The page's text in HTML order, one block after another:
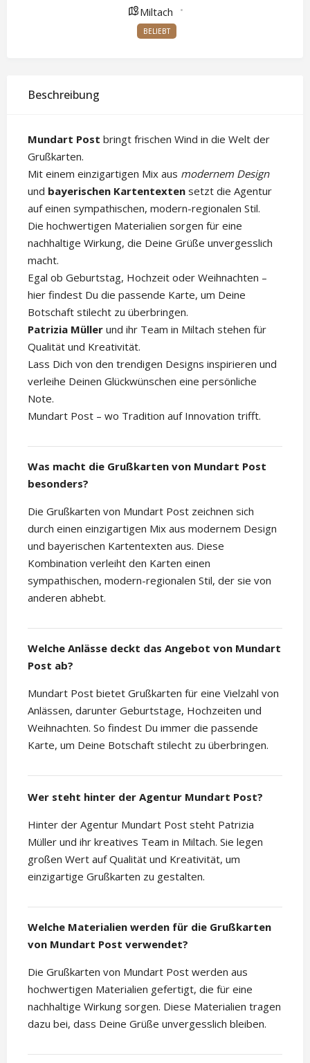
Miltach
BELIEBT
Beschreibung
Mundart Post bringt frischen Wind in die Welt der
Grußkarten.
Mit einem einzigartigen Mix aus modernem Design
und bayerischen Kartentexten setzt die Agentur
auf einen sympathischen, modern-regionalen Stil.
Die hochwertigen Materialien sorgen für eine
nachhaltige Wirkung, die Deine Grüße unvergesslich
macht.
Egal ob Geburtstag, Hochzeit oder Weihnachten –
hier findest Du die passende Karte, um Deine
Botschaft stilecht zu überbringen.
Patrizia Müller und ihr Team in Miltach stehen für
Qualität und Kreativität.
Lass Dich von den trendigen Designs inspirieren und
verleihe Deinen Glückwünschen eine persönliche
Note.
Mundart Post – wo Tradition auf Innovation trifft.
Was macht die Grußkarten von Mundart Post
besonders?
Die Grußkarten von Mundart Post zeichnen sich
durch einen einzigartigen Mix aus modernem Design
und bayerischen Kartentexten aus. Diese
Kombination verleiht den Karten einen
sympathischen, modern-regionalen Stil, der sie von
anderen abhebt.
Welche Anlässe deckt das Angebot von Mundart
Post ab?
Mundart Post bietet Grußkarten für eine Vielzahl von
Anlässen, darunter Geburtstage, Hochzeiten und
Weihnachten. So findest Du immer die passende
Karte, um Deine Botschaft stilecht zu überbringen.
Wer steht hinter der Agentur Mundart Post?
Hinter der Agentur Mundart Post steht Patrizia
Müller und ihr kreatives Team in Miltach. Sie legen
großen Wert auf Qualität und Kreativität, um
einzigartige Grußkarten zu gestalten.
Welche Materialien werden für die Grußkarten
von Mundart Post verwendet?
Die Grußkarten von Mundart Post werden aus
hochwertigen Materialien gefertigt, die für eine
nachhaltige Wirkung sorgen. Diese Materialien tragen
dazu bei, dass Deine Grüße unvergesslich bleiben.